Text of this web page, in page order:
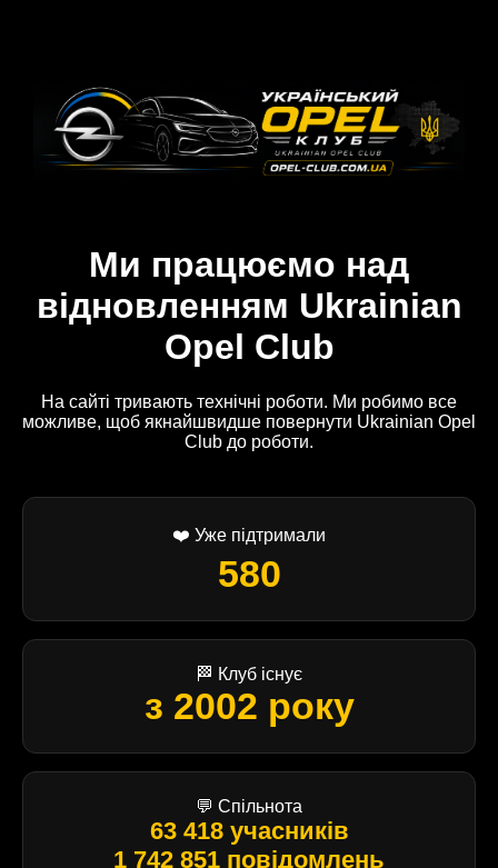
Ми працюємо над
відновленням Ukrainian
Opel Club
На сайті тривають технічні роботи. Ми робимо все
можливе, щоб якнайшвидше повернути Ukrainian Opel
Club до роботи.
❤️ Уже підтримали
580
🏁 Клуб існує
з 2002 року
💬 Спільнота
63 418 учасників
1 742 851 повідомлень